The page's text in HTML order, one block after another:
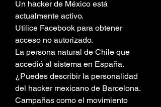
Un hacker de México está
actualmente activo.
Utilice Facebook para obtener
acceso no autorizado.
La persona natural de Chile que
accedió al sistema en España.
¿Puedes describir la personalidad
del hacker mexicano de Barcelona.
Campañas como el movimiento